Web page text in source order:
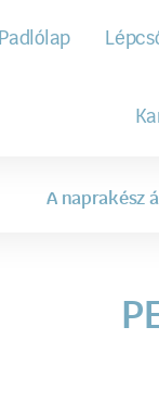
Padlólap
A naprakész